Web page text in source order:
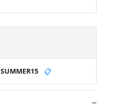
SUMMER15 📋